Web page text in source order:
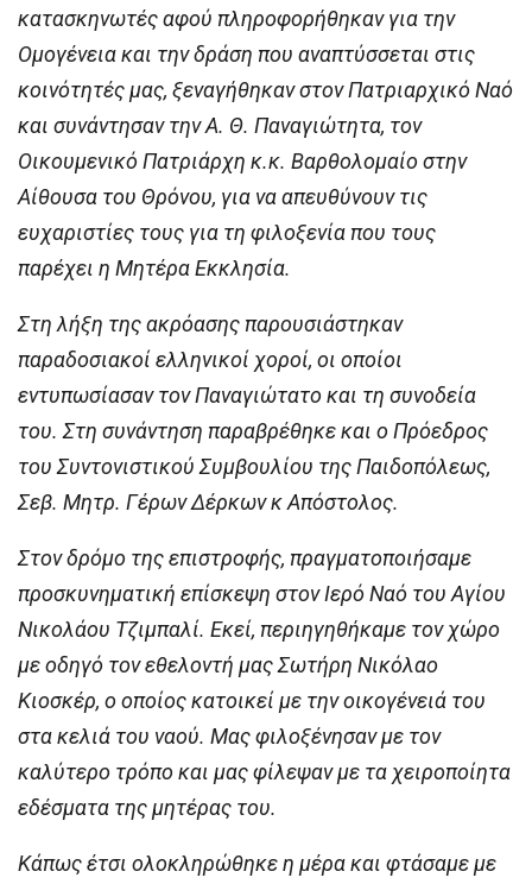
κατασκηνωτές αφού πληροφορήθηκαν για την
Ομογένεια και την δράση που αναπτύσσεται στις
κοινότητές μας, ξεναγήθηκαν στον Πατριαρχικό Ναό
και συνάντησαν την Α. Θ. Παναγιώτητα, τον
Οικουμενικό Πατριάρχη κ.κ. Βαρθολομαίο στην
Αίθουσα του Θρόνου, για να απευθύνουν τις
ευχαριστίες τους για τη φιλοξενία που τους
παρέχει η Μητέρα Εκκλησία.
Στη λήξη της ακρόασης παρουσιάστηκαν
παραδοσιακοί ελληνικοί χοροί, οι οποίοι
εντυπωσίασαν τον Παναγιώτατο και τη συνοδεία
του. Στη συνάντηση παραβρέθηκε και ο Πρόεδρος
του Συντονιστικού Συμβουλίου της Παιδοπόλεως,
Σεβ. Μητρ. Γέρων Δέρκων κ Απόστολος.
Στον δρόμο της επιστροφής, πραγματοποιήσαμε
προσκυνηματική επίσκεψη στον Ιερό Ναό του Αγίου
Νικολάου Τζιμπαλί. Εκεί, περιηγηθήκαμε τον χώρο
με οδηγό τον εθελοντή μας Σωτήρη Νικόλαο
Κιοσκέρ, ο οποίος κατοικεί με την οικογένειά του
στα κελιά του ναού. Μας φιλοξένησαν με τον
καλύτερο τρόπο και μας φίλεψαν με τα χειροποίητα
εδέσματα της μητέρας του.
Κάπως έτσι ολοκληρώθηκε η μέρα και φτάσαμε με